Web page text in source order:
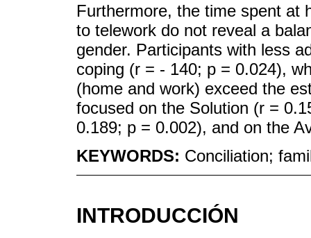
Furthermore, the time spent at
to telework do not reveal a
gender. Participants with less
coping (r = - 140; p = 0.024),
(home and work) exceed the
focused on the Solution (r =
0.189; p = 0.002), and on the
KEYWORDS: Conciliation;
INTRODUCCIÓN